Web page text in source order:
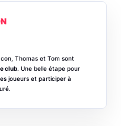
Thomas et Tom sont
club. Une belle étape pour
joueurs et participer à